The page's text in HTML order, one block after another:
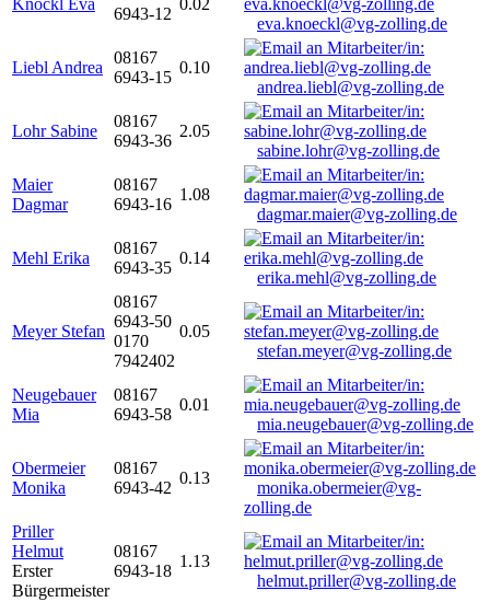
Knöckl Eva
6943-12
0.02
eva.knoeckl@vg-zolling.de
Liebl Andrea
08167
6943-15
0.10
andrea.liebl@vg-zolling.de
Lohr Sabine
08167
6943-36
2.05
sabine.lohr@vg-zolling.de
Maier
Dagmar
08167
6943-16
1.08
dagmar.maier@vg-zolling.de
Mehl Erika
08167
6943-35
0.14
erika.mehl@vg-zolling.de
Meyer Stefan
08167
6943-50
0170
7942402
0.05
stefan.meyer@vg-zolling.de
Neugebauer
Mia
08167
6943-58
0.01
mia.neugebauer@vg-zolling.de
Obermeier
Monika
08167
6943-42
0.13
monika.obermeier@vg-
zolling.de
Priller
Helmut
Erster
Bürgermeister
08167
6943-18
1.13
helmut.priller@vg-zolling.de